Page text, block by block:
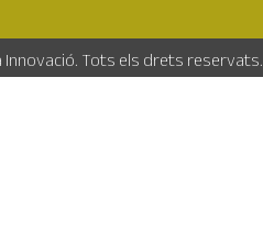
Innovació. Tots els drets reservats.